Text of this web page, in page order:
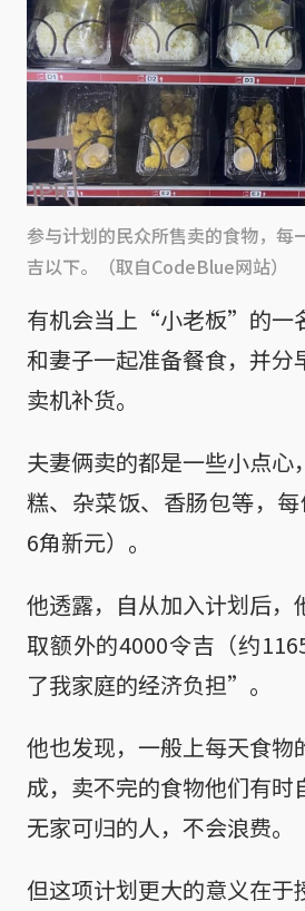
参与计划的民众所售卖的食物，每
吉以下。（取自CodeBlue网站）
有机会当上“小老板”的一
和妻子一起准备餐食，并分
卖机补货。
夫妻俩卖的都是一些小点心
糕、杂菜饭、香肠包等，
6角新元）。
他透露，自从加入计划后，
取额外的4000令吉（约
了我家庭的经济负担”。
他也发现，一般上每天食物
成，卖不完的食物他们有时
无家可归的人，不会浪费。
但这项计划更大的意义在于